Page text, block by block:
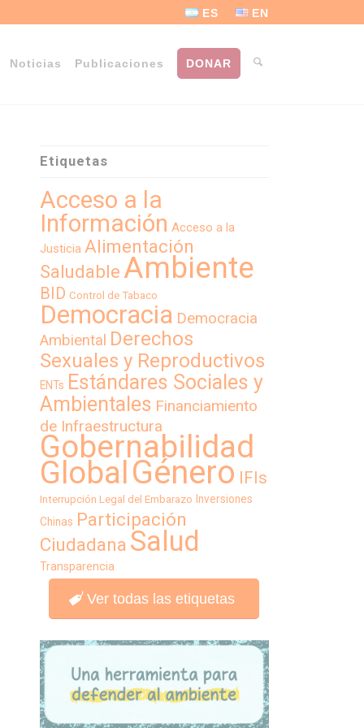
ES EN
Noticias Publicaciones DONAR
Etiquetas
Acceso a la
Información Acceso a la
Justicia Alimentación
Saludable Ambiente
BID Control de Tabaco
Democracia Democracia
Ambiental Derechos
Sexuales y Reproductivos
ENTs Estándares Sociales y
Ambientales Financiamiento
de Infraestructura
Gobernabilidad
GlobalGénero IFIs
Interrupción Legal del Embarazo Inversiones
Chinas Participación
Ciudadana Salud
Transparencia
Ver todas las etiquetas